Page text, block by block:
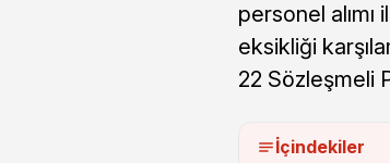
personel
eksikliği
22 Sözleşmeli
İçindekiler